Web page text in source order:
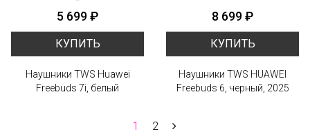
5 699 ₽
КУПИТЬ
Наушники TWS Huawei
Freebuds 7i, белый
8 699 ₽
КУПИТЬ
Наушники TWS HUAWEI
Freebuds 6, черный, 2025
1 2